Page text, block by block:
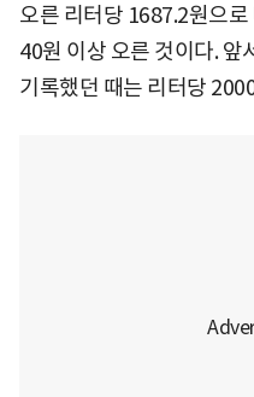
오른 리터당 1687.2원으
40원 이상 오른 것이다. 앞
기록했던 때는 리터당